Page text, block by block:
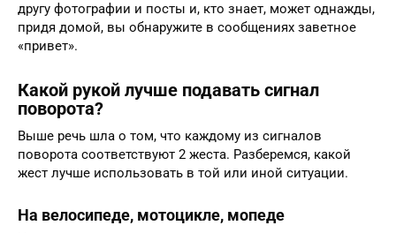
другу фотографии и посты и, кто знает, может однажды,
придя домой, вы обнаружите в сообщениях заветное
«привет».
Какой рукой лучше подавать сигнал
поворота?
Выше речь шла о том, что каждому из сигналов
поворота соответствуют 2 жеста. Разберемся, какой
жест лучше использовать в той или иной ситуации.
На велосипеде, мотоцикле, мопеде